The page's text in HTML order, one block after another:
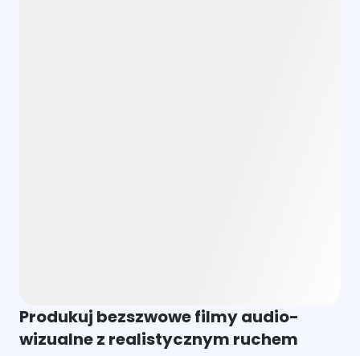
Produkuj bezszwowe filmy audio-
wizualne z realistycznym ruchem